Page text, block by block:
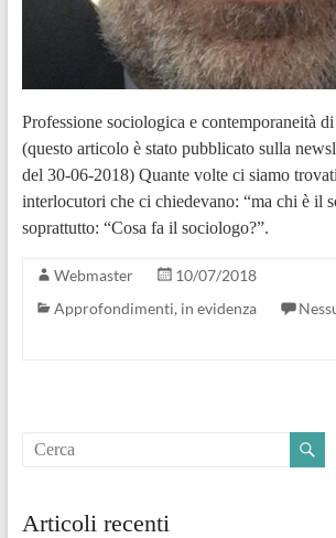
Professione sociologica e contemporaneità
(questo articolo è stato pubblicato sulla
del 30-06-2018) Quante volte ci siamo
interlocutori che ci chiedevano: “ma chi è il
soprattutto: “Cosa fa il sociologo?”.
Webmaster
10/07/2018
Approfondimenti, in evidenza
Articoli recenti